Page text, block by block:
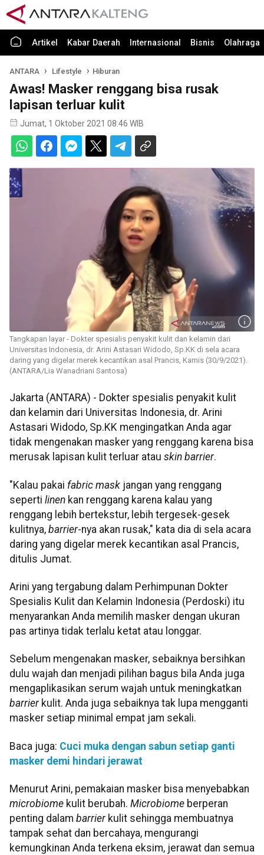
Artikel Kabar Daerah Internasional Bisnis Olahraga
ANTARA Lifestyle Hiburan
Awas! Masker renggang bisa rusak
lapisan terluar kulit
Jumat, 1 Oktober 2021 08:46 WIB
Tangkapan layar - Dokter spesialis penyakit kulit dan kelamin dari
Universitas Indonesia, dr. Arini Astasari Widodo, Sp.KK di sela acara
daring yang digelar merek kecantikan asal Prancis, Kamis (30/9/2021).
(ANTARA/Lia Wanadriani Santosa)
Jakarta (ANTARA) - Dokter spesialis penyakit kulit
dan kelamin dari Universitas Indonesia, dr. Arini
Astasari Widodo, Sp.KK mengingatkan Anda agar
tidak mengenakan masker yang renggang karena bisa
merusak lapisan kulit terluar atau skin barrier.
"Kalau pakai fabric mask jangan yang renggang
seperti linen kan renggang karena kalau yang
renggang lebih bertekstur, lebih tergesek-gesek
kulitnya, barrier-nya akan rusak," kata dia di sela acara
daring yang digelar merek kecantikan asal Prancis,
ditulis Jumat.
Arini yang tergabung dalam Perhimpunan Dokter
Spesialis Kulit dan Kelamin Indonesia (Perdoski) itu
menyarankan Anda memilih masker dengan ukuran
pas artinya tidak terlalu ketat atau longgar.
Sebelum mengenakan masker, sebaiknya bersihkan
dulu wajah dan menjadi pilihan bagus bila Anda juga
mengaplikasikan serum wajah untuk meningkatkan
barrier kulit. Anda juga sebaiknya tak lupa mengganti
masker setiap minimal empat jam sekali.
Baca juga: Cuci muka dengan sabun setiap ganti
masker demi hindari jerawat
Menurut Arini, pemakaian masker bisa menyebabkan
microbiome kulit berubah. Microbiome berperan
penting dalam barrier kulit sehingga membuatnya
tampak sehat dan bercahaya, mengurangi
kemungkinan Anda terkena eksim, jerawat dan semua